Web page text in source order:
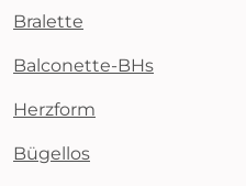
Bralette
Balconette-BHs
Herzform
Bügellos